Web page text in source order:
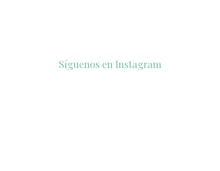
Síguenos en Instagram